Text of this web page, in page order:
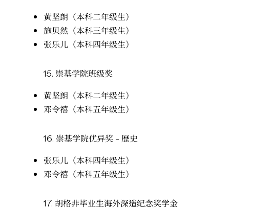
黄坚朗（本科二年级生）
施贝然（本科三年级生）
张乐儿（本科四年级生）
15. 崇基学院班级奖
黄坚朗（本科二年级生）
邓令禧（本科五年级生）
16. 崇基学院优异奖 – 歷史
张乐儿（本科四年级生）
邓令禧（本科五年级生）
17. 胡格非毕业生海外深造纪念奖学金